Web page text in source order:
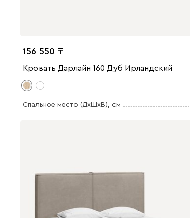
156 550
Кровать Дарлайн 160 Дуб Ирландский
Спальное место (ДхШхВ), см